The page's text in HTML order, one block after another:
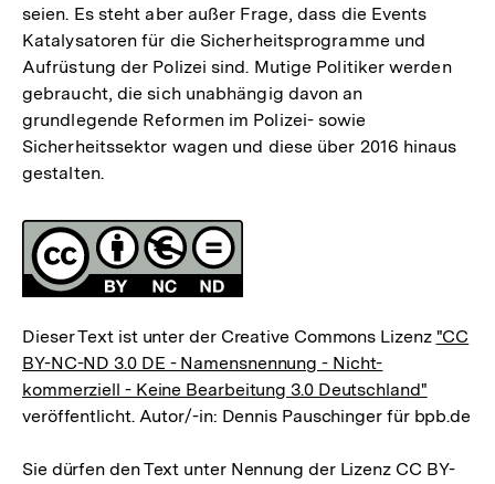
seien. Es steht aber außer Frage, dass die Events
Katalysatoren für die Sicherheitsprogramme und
Aufrüstung der Polizei sind. Mutige Politiker werden
gebraucht, die sich unabhängig davon an
grundlegende Reformen im Polizei- sowie
Sicherheitssektor wagen und diese über 2016 hinaus
gestalten.
Fussnoten
Lizenz
Dieser Text ist unter der Creative Commons Lizenz "CC
BY-NC-ND 3.0 DE - Namensnennung - Nicht-
kommerziell - Keine Bearbeitung 3.0 Deutschland"
veröffentlicht. Autor/-in: Dennis Pauschinger für bpb.de
Sie dürfen den Text unter Nennung der Lizenz CC BY-